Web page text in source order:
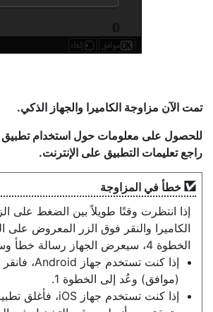
تمت الآن مزاوجة الكاميرا والجهاز الذكي.
راجع تعليمات التطبيق على الإنترنت.
خطأ في المزاوجة
إذا انتظرت وقتًا طويلاً بين الضغط على
الكاميرا والنقر فوق الزر المعروض على
الخطوة 4، سيعرض الجهاز رسالة خطأ وستفشل المزاوجة.
إذا كنت تستخدم جهاز Android، فانقر على [
(موافق) وعُد إلى الخطوة 1.